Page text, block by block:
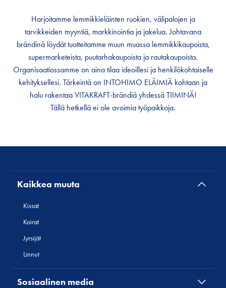
Harjoitamme lemmikkieläinten ruokien, välipalojen ja
tarvikkeiden myyntiä, markkinointia ja jakelua. Johtavana
brändinä löydät tuotteitamme muun muassa lemmikkikaupoista,
supermarketeista, puutarhakaupoista ja rautakaupoista.
Organisaatiossamme on aina tilaa ideoillesi ja henkilökohtaiselle
kehityksellesi. Tärkeintä on INTOHIMO ELÄIMIÄ kohtaan ja
halu rakentaa VITAKRAFT-brändiä yhdessä TIIMINÄ!
Tällä hetkellä ei ole avoimia työpaikkoja.
Kaikkea muuta
Kissat
Koirat
Jyrsijät
Linnut
Sosiaalinen media